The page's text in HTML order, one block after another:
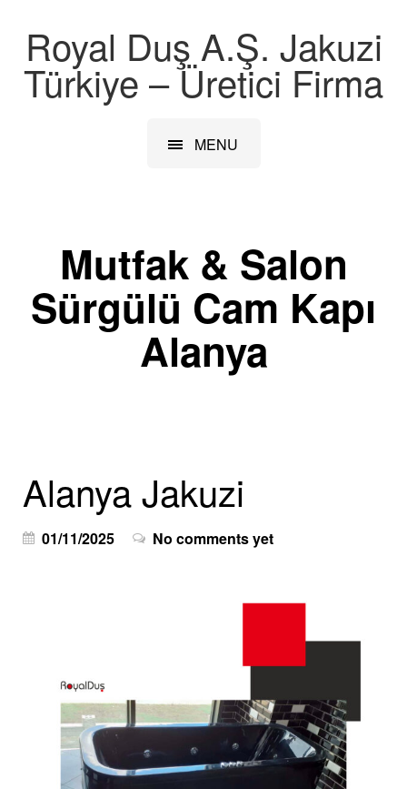
Royal Duş A.Ş. Jakuzi
Türkiye – Üretici Firma
MENU
Mutfak & Salon
Sürgülü Cam Kapı
Alanya
Alanya Jakuzi
01/11/2025 No comments yet